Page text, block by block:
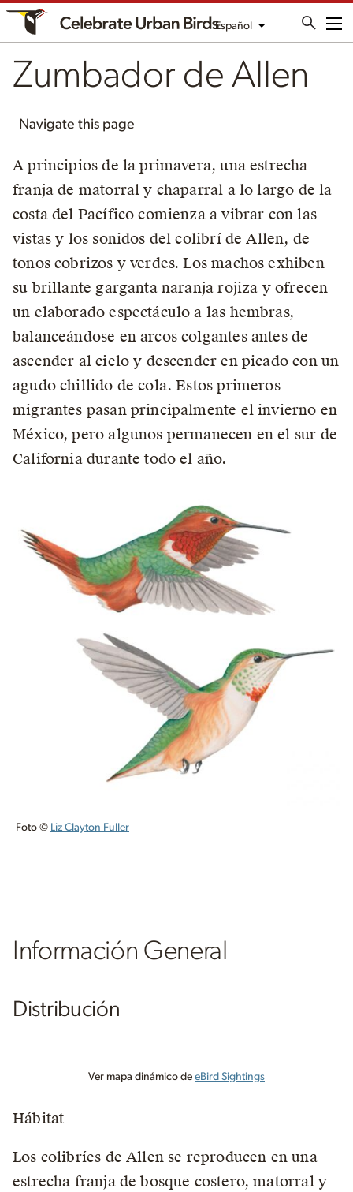
Español
Zumbador de Allen
Navigate this page
A principios de la primavera, una estrecha
franja de matorral y chaparral a lo largo de la
costa del Pacífico comienza a vibrar con las
vistas y los sonidos del colibrí de Allen, de
tonos cobrizos y verdes. Los machos exhiben
su brillante garganta naranja rojiza y ofrecen
un elaborado espectáculo a las hembras,
balanceándose en arcos colgantes antes de
ascender al cielo y descender en picado con un
agudo chillido de cola. Estos primeros
migrantes pasan principalmente el invierno en
México, pero algunos permanecen en el sur de
California durante todo el año.
Foto © Liz Clayton Fuller
Información General
Distribución
Ver mapa dinámico de eBird Sightings
Hábitat
Los colibríes de Allen se reproducen en una
estrecha franja de bosque costero, matorral y